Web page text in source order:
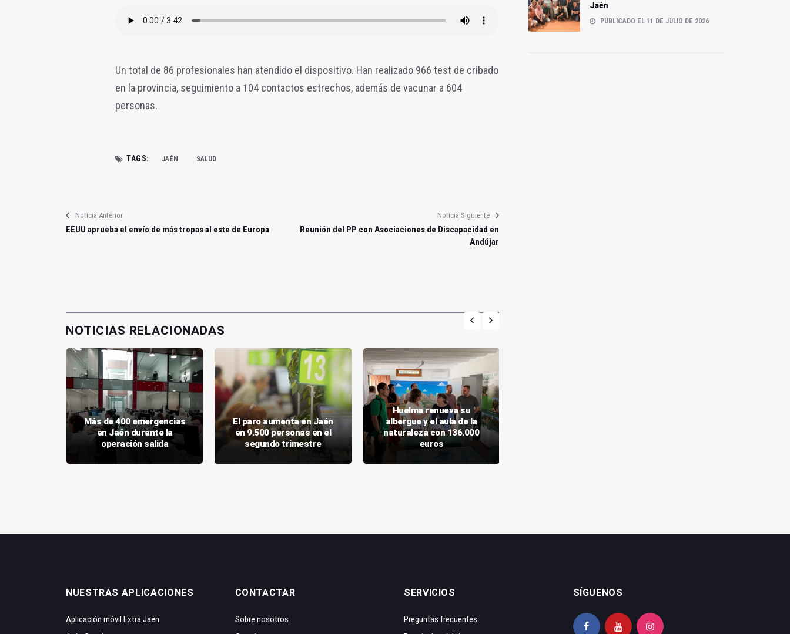
Un total de 86 profesionales han atendido el dispositivo. Han realizado 966 test de cribado
en la provincia, seguimiento a 104 contactos estrechos, además de vacunar a 604
personas.
TAGS: JAÉN SALUD
Noticia Anterior
EEUU aprueba el envío de más tropas al este de Europa
Noticia Siguiente
Reunión del PP con Asociaciones de Discapacidad en
Andújar
NOTICIAS RELACIONADAS
Más de 400 emergencias
en Jaén durante la
operación salida
El paro aumenta en Jaén
en 9.500 personas en el
segundo trimestre
Huelma renueva su
albergue y el aula de la
naturaleza con 136.000
euros
Jaén
PUBLICADO EL 11 DE JULIO DE 2026
NUESTRAS APLICACIONES
Aplicación móvil Extra Jaén
CONTACTAR
Sobre nosotros
SERVICIOS
Preguntas frecuentes
SÍGUENOS